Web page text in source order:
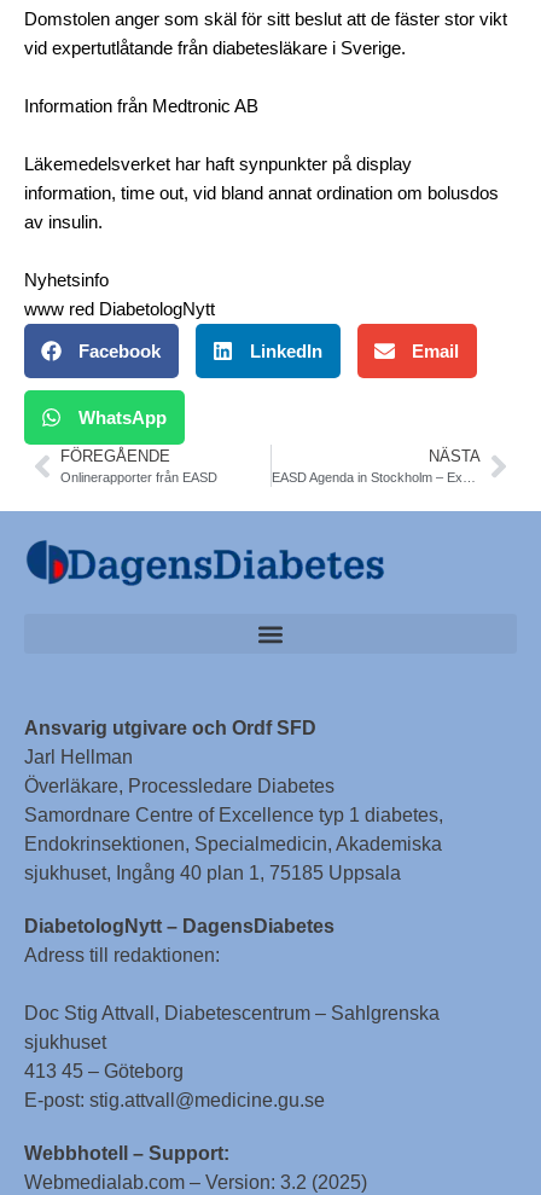
Domstolen anger som skäl för sitt beslut att de fäster stor vikt
vid expertutlåtande från diabetesläkare i Sverige.
Information från Medtronic AB
Läkemedelsverket har haft synpunkter på display
information, time out, vid bland annat ordination om bolusdos
av insulin.
Nyhetsinfo
www red DiabetologNytt
Facebook LinkedIn Email
WhatsApp
FÖREGÅENDE
Onlinerapporter från EASD
NÄSTA
Ansvarig utgivare och Ordf SFD
Jarl Hellman
Överläkare, Processledare Diabetes
Samordnare Centre of Excellence typ 1 diabetes,
Endokrinsektionen, Specialmedicin, Akademiska
sjukhuset, Ingång 40 plan 1, 75185 Uppsala
DiabetologNytt – DagensDiabetes
Adress till redaktionen:
Doc Stig Attvall, Diabetescentrum – Sahlgrenska
sjukhuset
413 45 – Göteborg
E-post: stig.attvall@medicine.gu.se
Webbhotell – Support:
Webmedialab.com – Version: 3.2 (2025)